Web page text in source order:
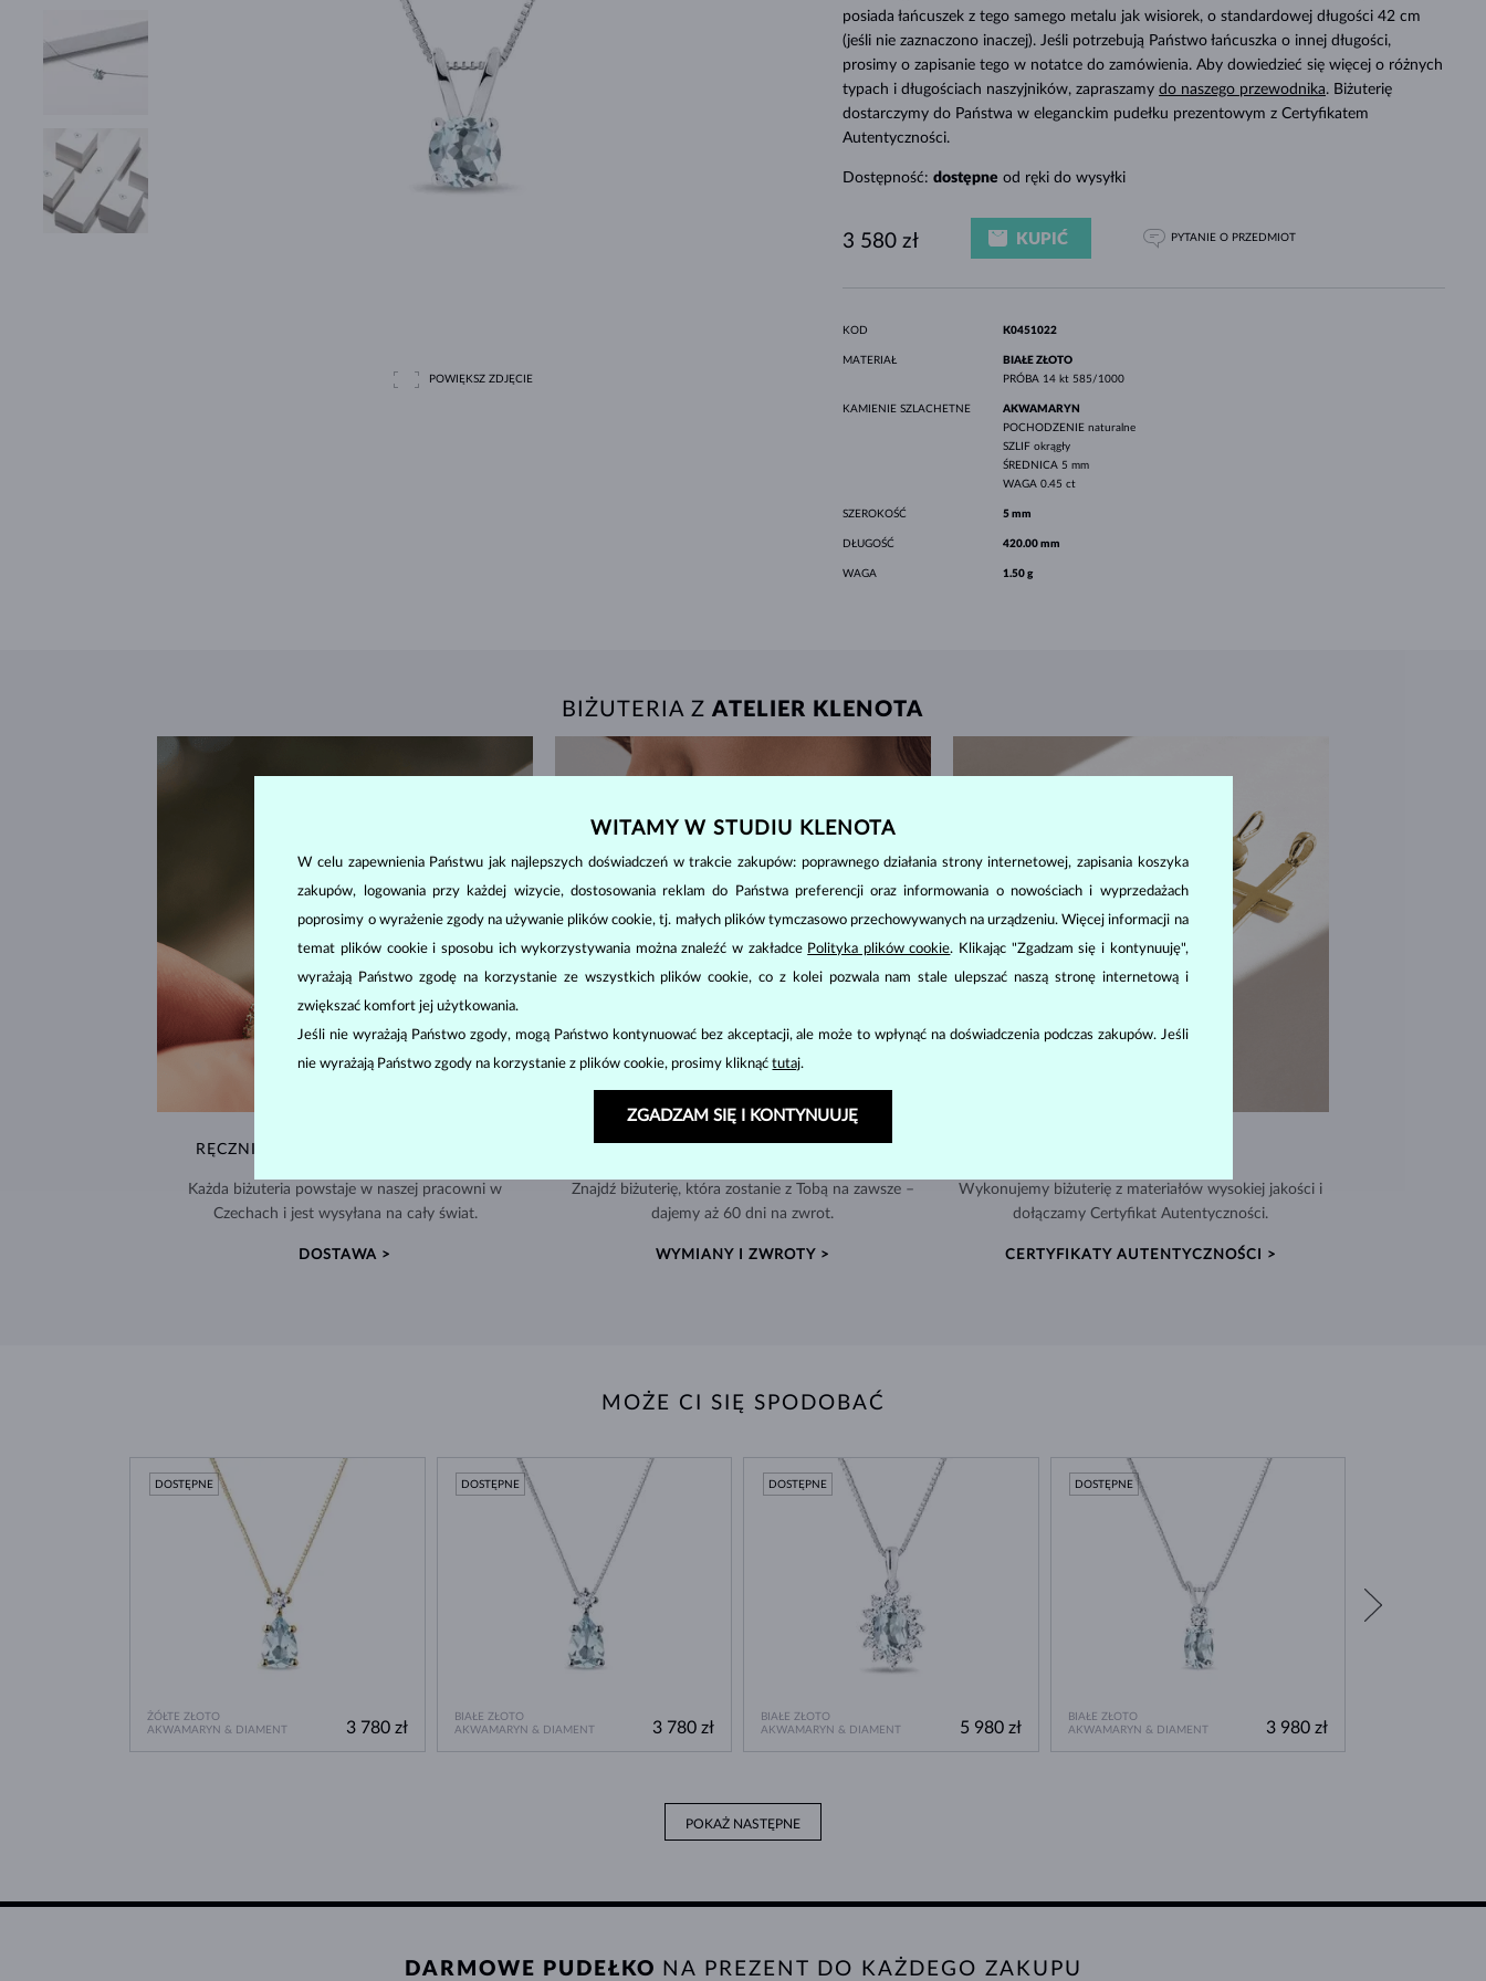
STYL HALO
MINIMALISTYCZNE ZESTAWY
ORYGINALNE ZESTAWY
AMETYSTY
SPRAWDŹ
POJEDYNCZE BIAŁE ZŁOTO
ŻÓŁTE ZŁOTO
RÓŻOWE ZŁOTO
KAMIENIE SZLACHETNE RÓŻOWE ZŁOTO
MAGNETYCZNE NASZYJNIKI
PERŁY SŁODKOWODNE
CZARNE DIAMENTY
OPRAWA BEZEL
BIAŁE ZŁOTO
RÓŻOWE ZŁOTO
GRAWEROWANA
LETNÍ VRSTVENÍ
DLA MAMY POMYSŁY NA PREZENTY
POWIĘKSZ ZDJĘCIE
posiada łańcuszek z tego samego metalu jak wisiorek, o standardowej długości 42 cm
(jeśli nie zaznaczono inaczej). Jeśli potrzebują Państwo łańcuszka o innej długości,
prosimy o zapisanie tego w notatce do zamówienia. Aby dowiedzieć się więcej o różnych
typach i długościach naszyjników, zapraszamy do naszego przewodnika. Biżuterię
dostarczymy do Państwa w eleganckim pudełku prezentowym z Certyfikatem
Autentyczności.
Dostępność: dostępne od ręki do wysyłki
3 580 zł KUPIĆ PYTANIE O PRZEDMIOT
KOD K0451022
MATERIAŁ
BIAŁE ZŁOTO
PRÓBA 14 kt 585/1000
KAMIENIE SZLACHETNE
AKWAMARYN
POCHODZENIE naturalne
SZLIF okrągły
ŚREDNICA 5 mm
WAGA 0.45 ct
SZEROKOŚĆ 5 mm
DŁUGOŚĆ 420.00 mm
WAGA 1.50 g
BIŻUTERIA ZATELIER KLENOTA
RĘCZNIE WYKONYWANA W PRADZE
Każda biżuteria powstaje w naszej pracowni w
Czechach i jest wysyłana na cały świat.
DOSTAWA >
Znajdź biżuterię, która zostanie z Tobą na zawsze –
dajemy aż 60 dni na zwrot.
WYMIANY I ZWROTY >
Wykonujemy biżuterię z materiałów wysokiej jakości i
dołączamy Certyfikat Autentyczności.
CERTYFIKATY AUTENTYCZNOŚCI >
MOŻE CI SIĘ SPODOBAĆ
ŻÓŁTE ZŁOTO
AKWAMARYN & DIAMENT
DOSTĘPNE
3 780 zł
BIAŁE ZŁOTO
AKWAMARYN & DIAMENT
DOSTĘPNE
3 780 zł
BIAŁE ZŁOTO
AKWAMARYN & DIAMENT
DOSTĘPNE
5 980 zł
BIAŁE ZŁOTO
AKWAMARYN & DIAMENT
DOSTĘPNE
3 980 zł
POKAŻ NASTĘPNE
DARMOWE PUDEŁKO NA PREZENT DO KAŻDEGO ZAKUPU
WITAMY W STUDIU KLENOTA
W celu zapewnienia Państwu jak najlepszych doświadczeń w trakcie zakupów: poprawnego działania strony internetowej, zapisania koszyka
zakupów, logowania przy każdej wizycie, dostosowania reklam do Państwa preferencji oraz informowania o nowościach i wyprzedażach
poprosimy o wyrażenie zgody na używanie plików cookie, tj. małych plików tymczasowo przechowywanych na urządzeniu. Więcej informacji na
temat plików cookie i sposobu ich wykorzystywania można znaleźć w zakładce Polityka plików cookie. Klikając "Zgadzam się i kontynuuję",
wyrażają Państwo zgodę na korzystanie ze wszystkich plików cookie, co z kolei pozwala nam stale ulepszać naszą stronę internetową i
zwiększać komfort jej użytkowania.
Jeśli nie wyrażają Państwo zgody, mogą Państwo kontynuować bez akceptacji, ale może to wpłynąć na doświadczenia podczas zakupów. Jeśli
nie wyrażają Państwo zgody na korzystanie z plików cookie, prosimy kliknąćtutaj.
ZGADZAM SIĘ I KONTYNUUJĘ